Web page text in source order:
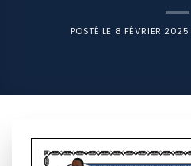
POSTÉ LE 8 FÉVRIER 2025